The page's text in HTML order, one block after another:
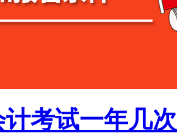
考试一年几